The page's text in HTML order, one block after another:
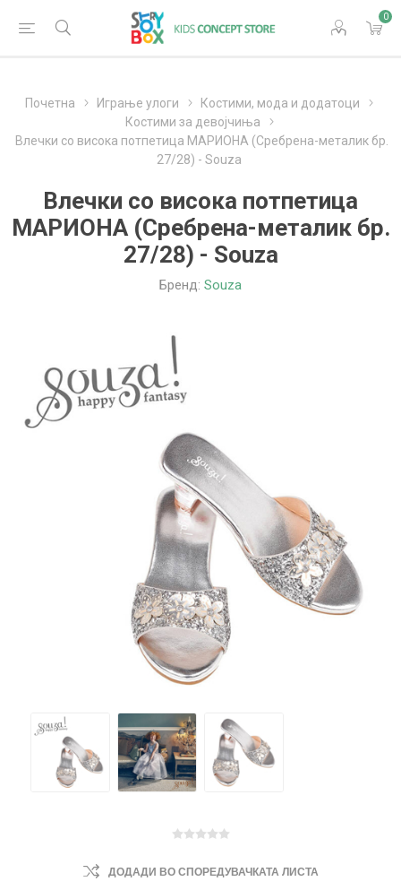
0
Почетна Играње улоги
Костими, мода и додатоци
Костими за девојчиња
Влечки со висока потпетица МАРИОНА (Сребрена-металик бр.
27/28) - Souza
Влечки со висока потпетица
МАРИОНА (Сребрена-металик бр.
27/28) - Souza
Бренд: Souza
ДОДАДИ ВО СПОРЕДУВАЧКАТА ЛИСТА